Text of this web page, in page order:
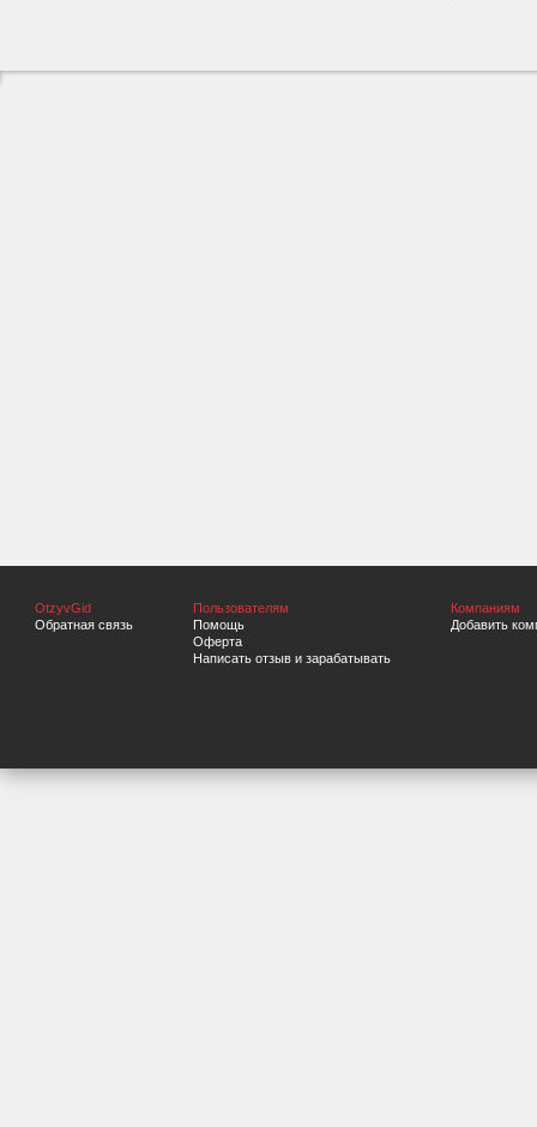
OtzyvGid
Обратная связь
Пользователям
Помощь
Оферта
Написать отзыв и зарабатывать
Компаниям
Добавить